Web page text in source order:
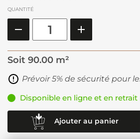
QUANTITÉ
Soit 90.00 m²
Prévoir 5% de sécurité pour
Disponible en ligne et en retrait
Ajouter au panier